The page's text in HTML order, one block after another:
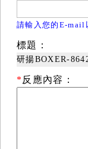
請輸入您的E-mail
標題：
研揚BOXER-
* 反應內容：